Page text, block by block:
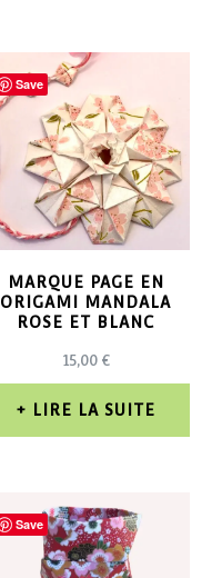
Save
MARQUE PAGE EN
ORIGAMI MANDALA
ROSE ET BLANC
15,00 €
LIRE LA SUITE
Save